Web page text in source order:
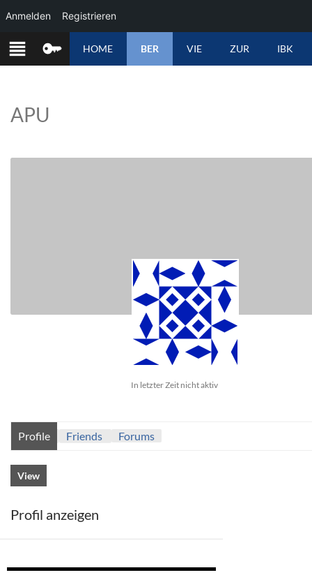
ZUM
INHALT
HOME BER VIE ZUR IBK
APU
In letzter Zeit nicht aktiv
Profile Friends Forums
View
Profil anzeigen
Anmelden Registrieren